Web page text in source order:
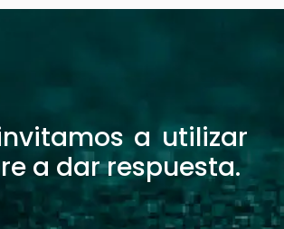
a utilizar
a dar respuesta.